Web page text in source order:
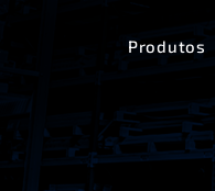
Produtos